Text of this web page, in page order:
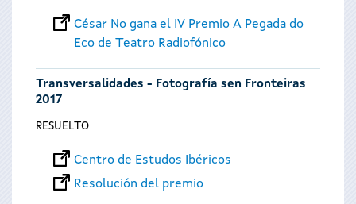
César No gana el IV Premio A Pegada do
Eco de Teatro Radiofónico
Transversalidades - Fotografía sen Fronteiras
2017
RESUELTO
Centro de Estudos Ibéricos
Resolución del premio